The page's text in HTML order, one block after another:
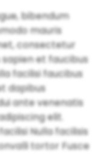
bibendum
mauris
consectetur
et faucibus
facilisi faucibus
dapibus
ante venenatis
elit.
Nulla facilisis
tortor Fusce